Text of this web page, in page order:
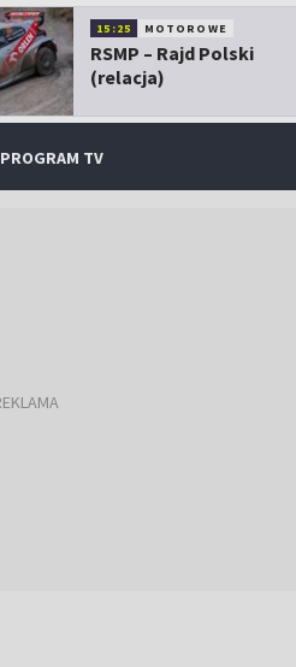
15:25 MOTOROWE
RSMP – Rajd Polski
(relacja)
PROGRAM TV